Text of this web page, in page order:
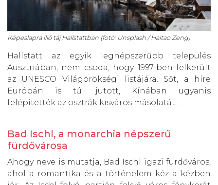
Képeslapra illő táj Hallstattban (fotó: Unsplash / Haitao Zeng)
Hallstatt az egyik legnépszerűbb település
Ausztriában, nem csoda, hogy 1997-ben felkerült
az UNESCO Világörökségi listájára. Sőt, a híre
Európán is túl jutott, Kínában ugyanis
felépítették az osztrák kisváros másolatát…
Bad Ischl, a monarchia népszerű
fürdővárosa
Ahogy neve is mutatja, Bad Ischl igazi fürdőváros,
ahol a romantika és a történelem kéz a kézben